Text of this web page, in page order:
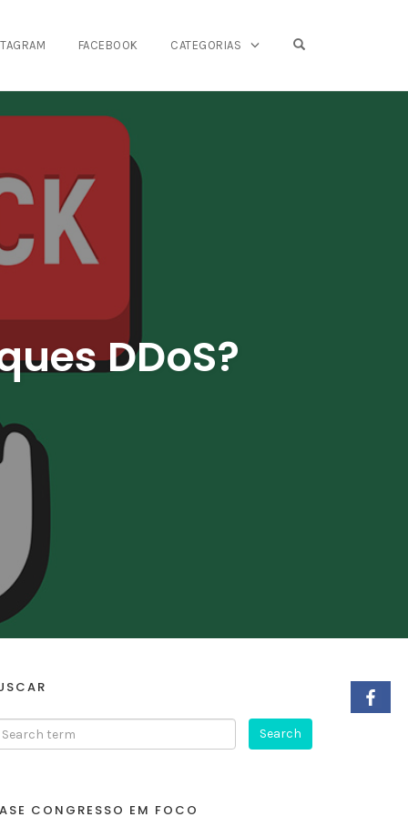
FACEBOOK CATEGORIAS
DDoS?
CONGRESSO EM FOCO